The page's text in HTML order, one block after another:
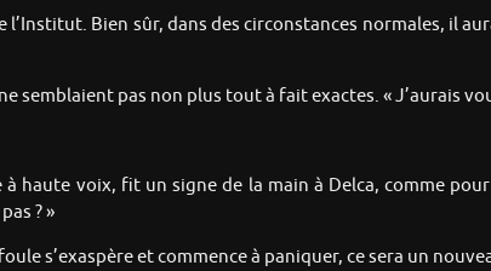
l’Institut. Bien sûr, dans des circonstances normales, il
semblaient pas non plus tout à fait exactes. « J’aurais
haute voix, fit un signe de la main à Delca, comme
? »
s’exaspère et commence à paniquer, ce sera un